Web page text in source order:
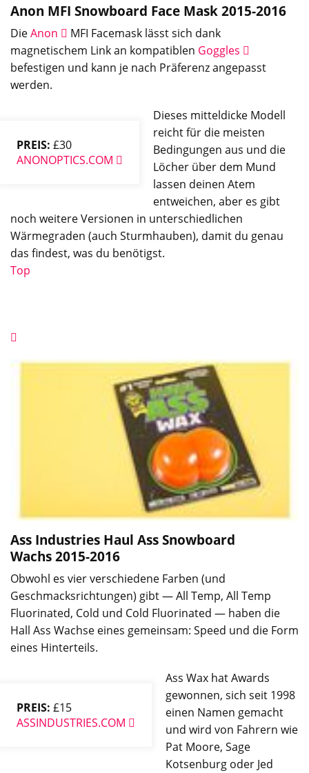
Anon MFI Snowboard Face Mask2015-2016
DieAnon
MFI Facemask lässt sich dank
magnetischem Link an kompatiblen Goggles
befestigen und kann je nach Präferenz angepasst
werden.
PREIS: £30
ANONOPTICS.COM
Dieses mitteldicke Modell
reicht für die meisten
Bedingungen aus und die
Löcher über dem Mund
lassen deinen Atem
entweichen, aber es gibt
noch weitere Versionen in unterschiedlichen
Wärmegraden (auch Sturmhauben), damit du genau
das findest, was du benötigst.
Top
Ass Industries Haul Ass Snowboard
Wachs2015-2016
Obwohl es vier verschiedene Farben (und
Geschmacksrichtungen) gibt — All Temp, All Temp
Fluorinated, Cold und Cold Fluorinated — haben die
Hall Ass Wachse eines gemeinsam: Speed und die Form
eines Hinterteils.
PREIS: £15
ASSINDUSTRIES.COM
Ass Wax hat Awards
gewonnen, sich seit 1998
einen Namen gemacht
und wird von Fahrern wie
Pat Moore, Sage
Kotsenburg oder Jed